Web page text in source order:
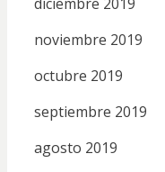
noviembre 2019
octubre 2019
septiembre 2019
agosto 2019